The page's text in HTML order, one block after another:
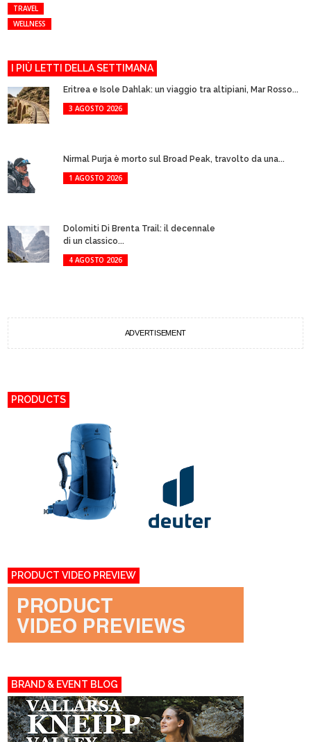
TRAVEL
WELLNESS
I PIÙ LETTI DELLA SETTIMANA
Eritrea e Isole Dahlak: un viaggio tra altipiani, Mar Rosso...
3 AGOSTO 2026
Nirmal Purja è morto sul Broad Peak, travolto da una...
1 AGOSTO 2026
Dolomiti Di Brenta Trail: il decennale
di un classico...
4 AGOSTO 2026
ADVERTISEMENT
PRODUCTS
PRODUCT VIDEO PREVIEW
BRAND & EVENT BLOG